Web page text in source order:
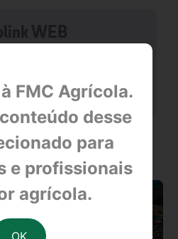
FMC Agrícola.
desse
para
e profissionais
agrícola.
NOTÍCIAS